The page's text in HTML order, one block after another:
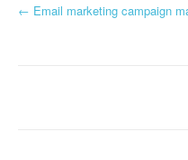
Navigation
← Email marketing campaign